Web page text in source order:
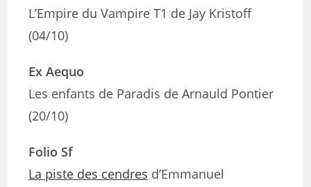
L’Empire du Vampire T1 de Jay Kristoff
(04/10)
Ex Aequo
Les enfants de Paradis de Arnauld Pontier
(20/10)
Folio Sf
La piste des cendres d’Emmanuel